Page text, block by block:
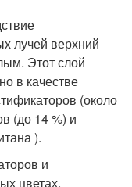
лучей верхний
Этот слой
в качестве
(около
(до 14 %) и
).
и
цветах.